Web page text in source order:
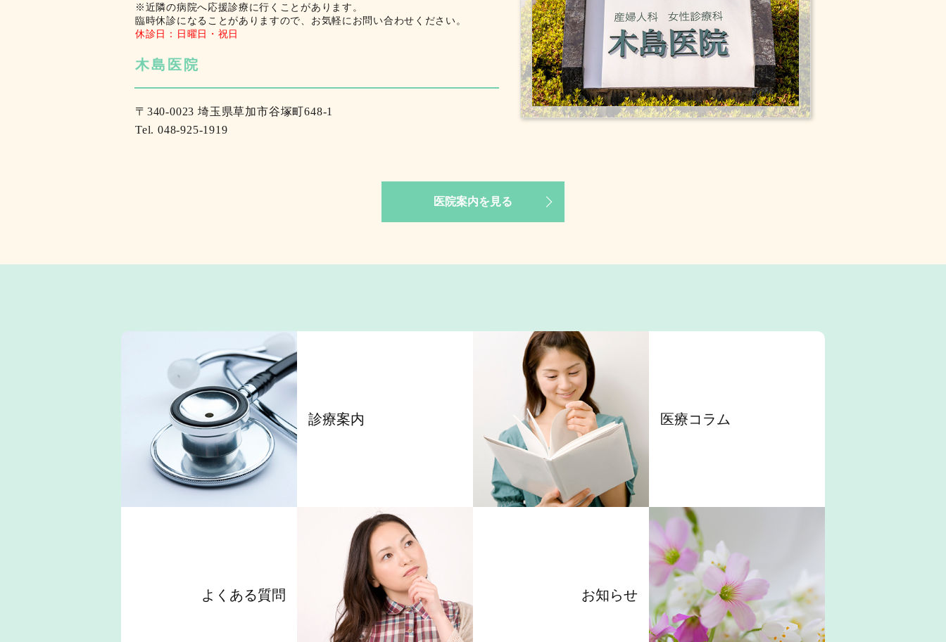
※近隣の病院へ応援診療に行くことがあります。
臨時休診になることがありますので、お気軽にお問い合わせください。
休診日：日曜日・祝日
木島医院
〒340-0023 埼玉県草加市谷塚町648-1
Tel. 048-925-1919
医院案内を見る
診療案内 医療コラム
よくある質問 お知らせ